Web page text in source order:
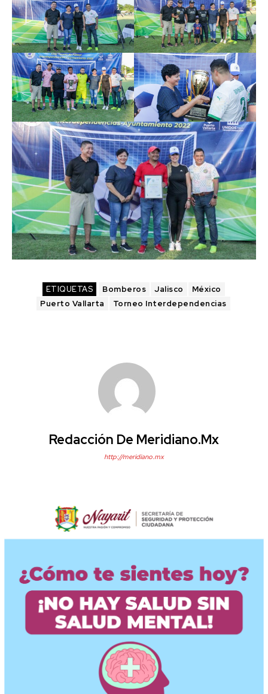
ETIQUETAS Bomberos Jalisco
México
Puerto Vallarta
Torneo Interdependencias
Redacción De Meridiano.mx
http://meridiano.mx